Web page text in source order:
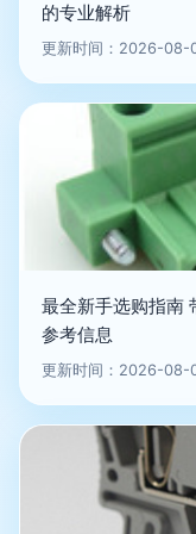
的专业解析
更新时间：2026-08-
最全新手选购指南
参考信息
更新时间：2026-08-